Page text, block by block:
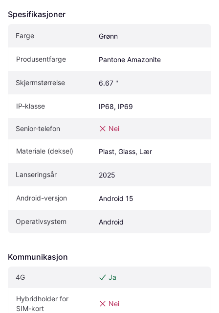
Spesifikasjoner
Farge Grønn
Produsentfarge Pantone Amazonite
Skjermstørrelse 6.67 "
IP-klasse IP68, IP69
Senior-telefon Nei
Materiale (deksel) Plast, Glass, Lær
Lanseringsår 2025
Android-versjon Android 15
Operativsystem Android
Kommunikasjon
4G Ja
Hybridholder for
SIM-kort
Nei